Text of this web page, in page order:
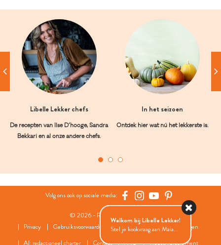
Libelle Lekker chefs
De recepten van Ilse D’hooge, Sandra
Bekkari en al onze andere chefs.
In het seizoen
Ontdek hier wat nú het lekkerste is.
Volg ons ook op sociale media:
© 2026 - Roularta Media Group
Privacy
Gebruiksvoorwaarden Cookies
Cookies instellingen
AI: redactioneel charter
Contact FAQ Wedstrijdreglement
Welkom bij Libelle Lekker!
Stel je kookvraag aan Maia...